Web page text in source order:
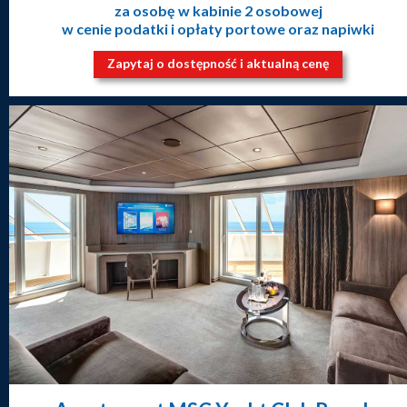
za osobę w kabinie 2 osobowej
w cenie podatki i opłaty portowe oraz napiwki
Zapytaj o dostępność i aktualną cenę